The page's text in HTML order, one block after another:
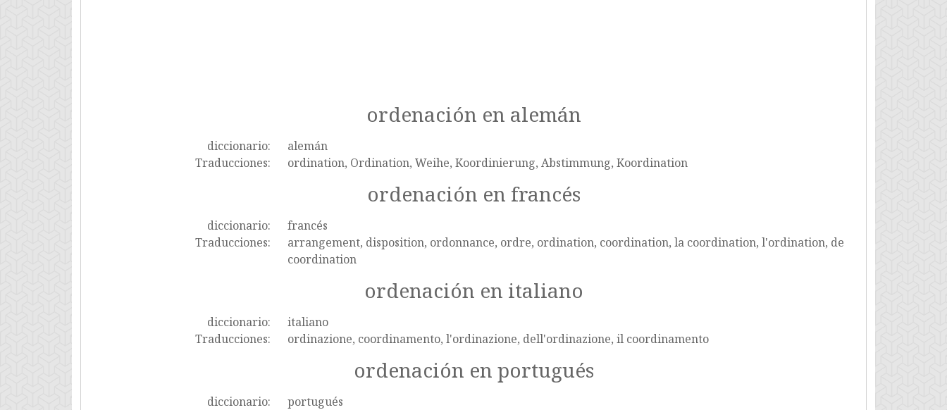
ordenación en alemán
diccionario:
alemán
Traducciones:
ordination, Ordination, Weihe, Koordinierung, Abstimmung, Koordination
ordenación en francés
diccionario:
francés
Traducciones:
arrangement, disposition, ordonnance, ordre, ordination, coordination, la coordination, l'ordination, de
coordination
ordenación en italiano
diccionario:
italiano
Traducciones:
ordinazione, coordinamento, l'ordinazione, dell'ordinazione, il coordinamento
ordenación en portugués
diccionario:
portugués